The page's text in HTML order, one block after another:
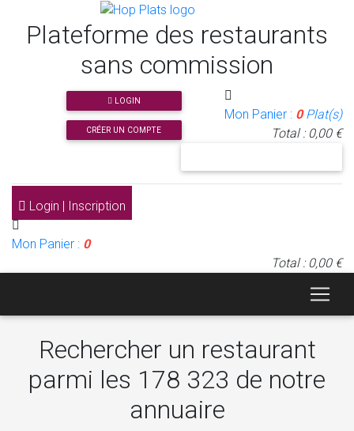
Plateforme des restaurants
sans commission
LOGIN
CRÉER UN COMPTE
Mon Panier : 0Plat(s)
Total : 0,00 €
Login | Inscription
Mon Panier : 0
Total : 0,00 €
Rechercher un restaurant
parmi les 178 323 de notre
annuaire